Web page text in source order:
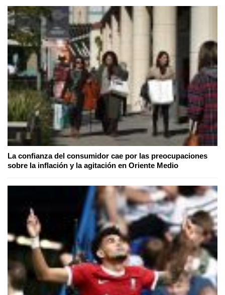
La confianza del consumidor cae por las preocupaciones
sobre la inflación y la agitación en Oriente Medio